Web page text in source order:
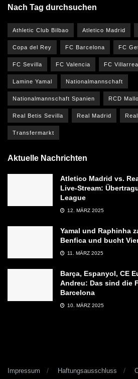
Nach Tag durchsuchen
Athletic Club Bilbao Atletico Madrid
Copa del Rey FC Barcelona FC
FC Sevilla FC Valencia FC
Lamine Yamal Nationalmannschaft
Nationalmannschaft Spanien RCD
Real Betis Sevilla Real Madrid
Transfermarkt
Aktuelle Nachrichten
Atletico Madrid vs.
Live-Stream:
League
12. MÄRZ 2025
Yamal und Raphinha
Benfica und bucht
11. MÄRZ 2025
Barça, Espanyol, CE
Andreu: Das sind die
Barcelona
10. MÄRZ 2025
Impressum Haftungsausschluss